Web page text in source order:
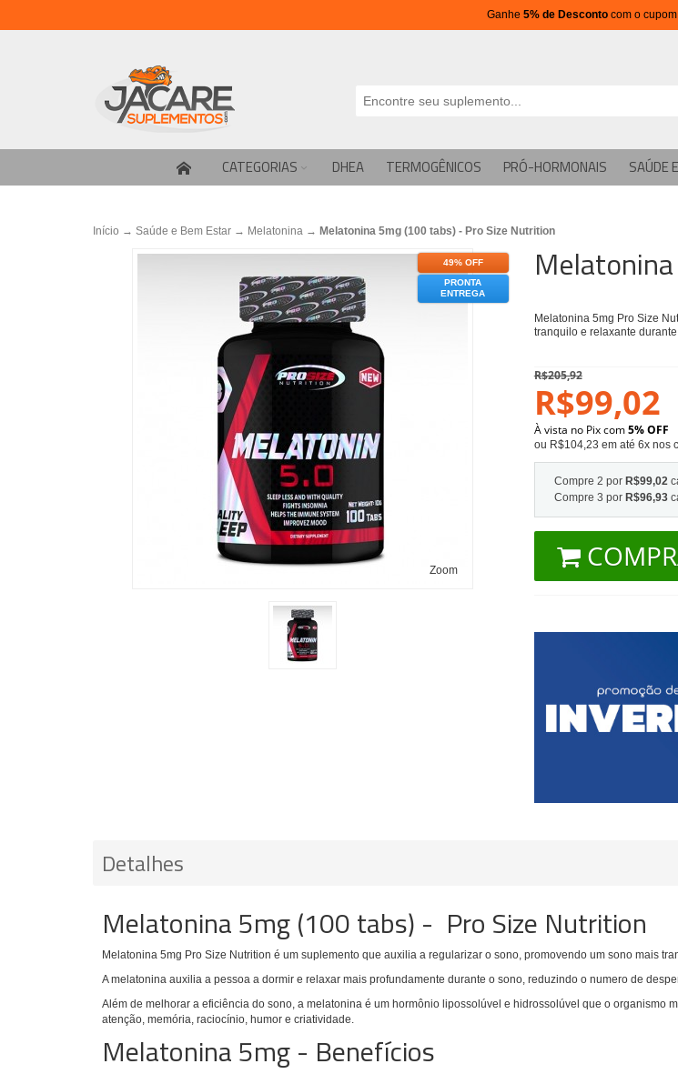
Ganhe 5% de Desconto com o cupom
CATEGORIAS DHEA TERMOGÊNICOS PRÓ-HORMONAIS SAÚDE
Início → Saúde e Bem Estar → Melatonina → Melatonina 5mg (100 tabs) - Pro Size Nutrition
Zoom
49% OFF
PRONTA
ENTREGA
Melatonina 5mg Pro Size
tranquilo e relaxante
R$205,92
R$99,02
À vista no Pix com5% OFF
ou R$104,23 em até 6x nos
Compre 2 por R$99,02
Compre 3 por R$96,93
Detalhes
Melatonina 5mg (100 tabs) - Pro Size Nutrition
Melatonina 5mg Pro Size Nutrition é um suplemento que auxilia a regularizar o sono, promovendo um sono mais
A melatonina auxilia a pessoa a dormir e relaxar mais profundamente durante o sono, reduzindo o numero de
Além de melhorar a eficiência do sono, a melatonina é um hormônio lipossolúvel e hidrossolúvel que o organismo
atenção, memória, raciocínio, humor e criatividade.
Melatonina 5mg - Benefícios